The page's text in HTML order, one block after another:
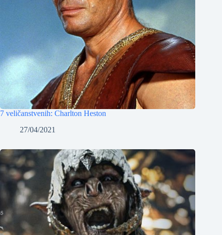
7 veličanstvenih: Charlton Heston
27/04/2021